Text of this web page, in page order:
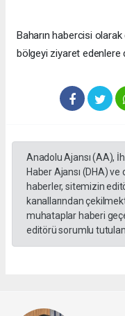
Baharın habercisi
bölgeyi ziyaret edenlere
Anadolu Ajansı (AA),
Haber Ajansı (DHA)
haberler, sitemizin
kanallarından
muhataplar haberi
editörü sorumlu